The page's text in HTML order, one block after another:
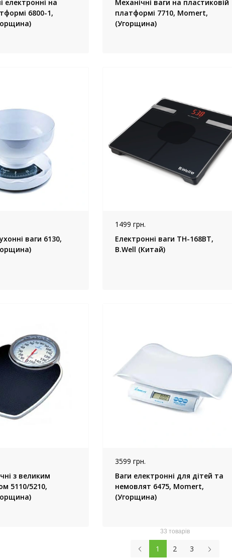
електронні на
6800-1,
Механічні ваги на пластиковій
платформі 7710, Momert,
(Угорщина)
ваги 6130,
1499 грн.
Електронні ваги TH-168BT,
B.Well (Китай)
з великим
5110/5210,
3599 грн.
Ваги електронні для дітей та
немовлят 6475, Momert,
(Угорщина)
33 товарів
1 2 3